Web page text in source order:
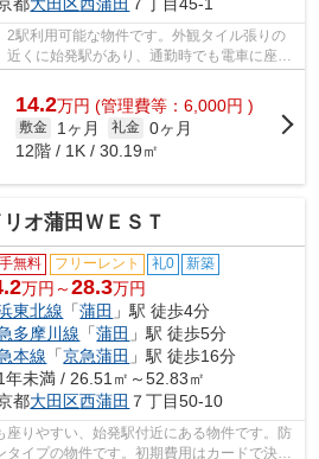
2駅利用可能な物件です。外観タイル張りの
くに始発駅があり、通勤時でも電車に座り
ランニ...
14.2万円 (管理費等：6,000円 )
敷金 1ヶ月 礼金 0ヶ月
12階 / 1K / 30.19㎡
オ蒲田ＷＥＳＴ
無料 フリーレント 礼0 新築
万円～28.3万円
東北線 「蒲田 」駅 徒歩4分
多摩川線 「蒲田 」駅 徒歩5分
本線 「京急蒲田 」駅 徒歩16分
年未満 / 26.51㎡～52.83㎡
都大田区西蒲田 ７丁目50-10
りやすい、始発駅付近にある物件です。防
イプの物件です。初期費用はカードで決済